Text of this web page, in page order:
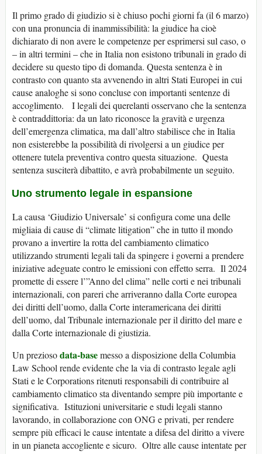
Il primo grado di giudizio si è chiuso pochi giorni fa (il 6 marzo)
con una pronuncia di inammissibilità: la giudice ha cioè
dichiarato di non avere le competenze per esprimersi sul caso, o
– in altri termini – che in Italia non esistono tribunali in grado di
decidere su questo tipo di domanda. Questa sentenza è in
contrasto con quanto sta avvenendo in altri Stati Europei in cui
cause analoghe si sono concluse con importanti sentenze di
accoglimento. I legali dei querelanti osservano che la sentenza
è contraddittoria: da un lato riconosce la gravità e urgenza
dell’emergenza climatica, ma dall’altro stabilisce che in Italia
non esisterebbe la possibilità di rivolgersi a un giudice per
ottenere tutela preventiva contro questa situazione. Questa
sentenza susciterà dibattito, e avrà probabilmente un seguito.
Uno strumento legale in espansione
La causa ‘Giudizio Universale’ si configura come una delle
migliaia di cause di “climate litigation” che in tutto il mondo
provano a invertire la rotta del cambiamento climatico
utilizzando strumenti legali tali da spingere i governi a prendere
iniziative adeguate contro le emissioni con effetto serra. Il 2024
promette di essere l’”Anno del clima” nelle corti e nei tribunali
internazionali, con pareri che arriveranno dalla Corte europea
dei diritti dell’uomo, dalla Corte interamericana dei diritti
dell’uomo, dal Tribunale internazionale per il diritto del mare e
dalla Corte internazionale di giustizia.
Un preziosodata-basemesso a disposizione della Columbia
Law School rende evidente che la via di contrasto legale agli
Stati e le Corporations ritenuti responsabili di contribuire al
cambiamento climatico sta diventando sempre più importante e
significativa. Istituzioni universitarie e studi legali stanno
lavorando, in collaborazione con ONG e privati, per rendere
sempre più efficaci le cause intentate a difesa del diritto a vivere
in un pianeta accogliente e sicuro. Oltre alle cause intentate per